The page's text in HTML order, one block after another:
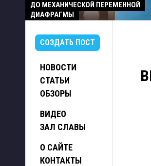
ДО МЕХАНИЧЕСКОЙ ПЕРЕМЕННОЙ
ДИАФРАГМЫ
СОЗДАТЬ ПОСТ
НОВОСТИ
СТАТЬИ
ОБЗОРЫ
ВИДЕО
ЗАЛ СЛАВЫ
О САЙТЕ
КОНТАКТЫ